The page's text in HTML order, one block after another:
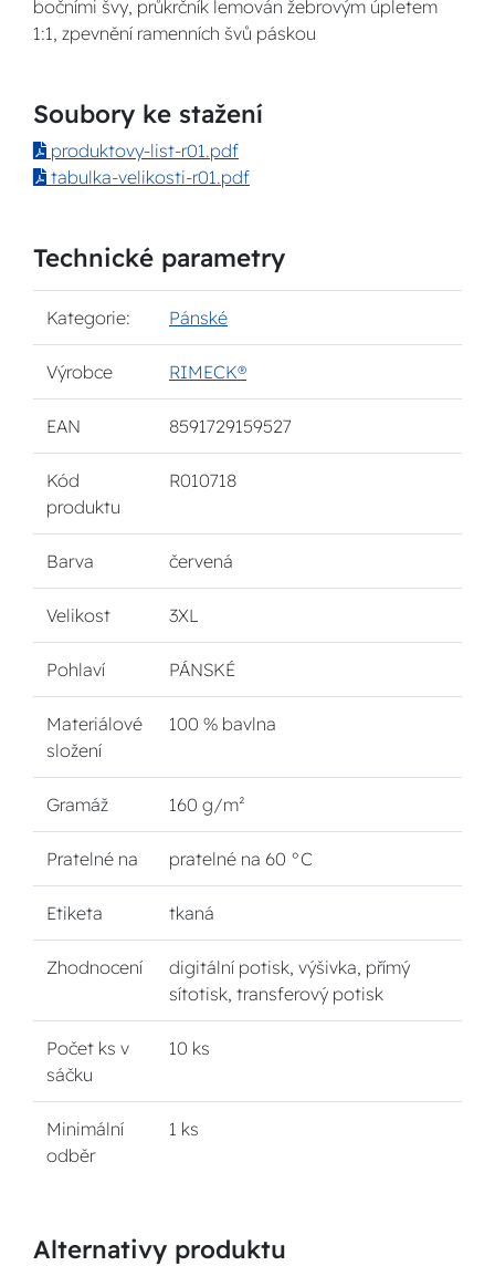
bočními švy, průkrčník lemován žebrovým úpletem
1:1, zpevnění ramenních švů páskou
Soubory ke stažení
produktovy-list-r01.pdf
tabulka-velikosti-r01.pdf
Technické parametry
Kategorie: Pánské
Výrobce RIMECK®
EAN 8591729159527
Kód
produktu
R010718
Barva červená
Velikost 3XL
Pohlaví PÁNSKÉ
Materiálové
složení
100 % bavlna
Gramáž 160 g/m²
Pratelné na pratelné na 60 °C
Etiketa tkaná
Zhodnocení
digitální potisk, výšivka, přímý
sítotisk, transferový potisk
Počet ks v
sáčku
10 ks
Minimální
odběr
1 ks
Alternativy produktu